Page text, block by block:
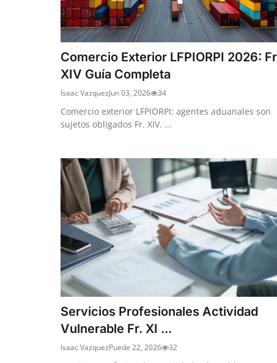
Comercio Exterior LFPIORPI 2026:
XIV Guía Completa
Isaac VazquezJun 03, 2026 34
Comercio exterior LFPIORPI: agentes aduanales son
sujetos obligados Fr. XIV. ...
Servicios Profesionales Actividad
Vulnerable Fr. XI ...
Isaac VazquezPuede 22, 2026 32